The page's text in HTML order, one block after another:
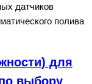
датчиков
полива
для
выбору